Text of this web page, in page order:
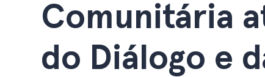
Comunitária
do Diálogo e